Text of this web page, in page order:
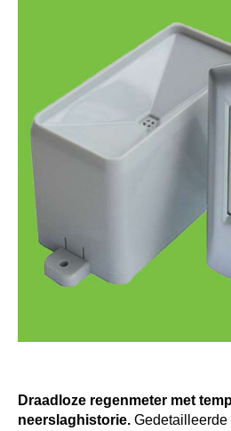
Draadloze regenmeter met
neerslaghistorie.